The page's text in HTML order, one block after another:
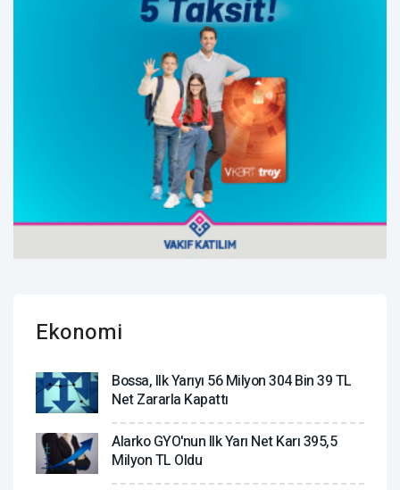
Ekonomi
Bossa, Ilk Yarıyı 56 Milyon 304 Bin 39 TL
Net Zararla Kapattı
Alarko GYO'nun Ilk Yarı Net Karı 395,5
Milyon TL Oldu